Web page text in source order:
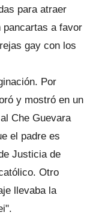
para atraer
pancartas a favor
gay con los
Por
y mostró en un
Che Guevara
el padre es
Justicia de
Otro
llevaba la